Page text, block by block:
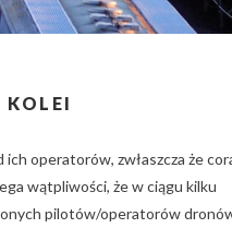
KOLEI
operatorów, zwłaszcza że
wątpliwości, że w ciągu kilku
pilotów/operatorów